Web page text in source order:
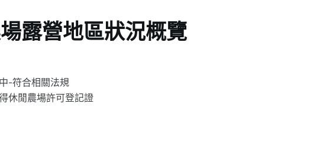
露營地區狀況概覽
-符合相關法規
休閒農場許可登記證